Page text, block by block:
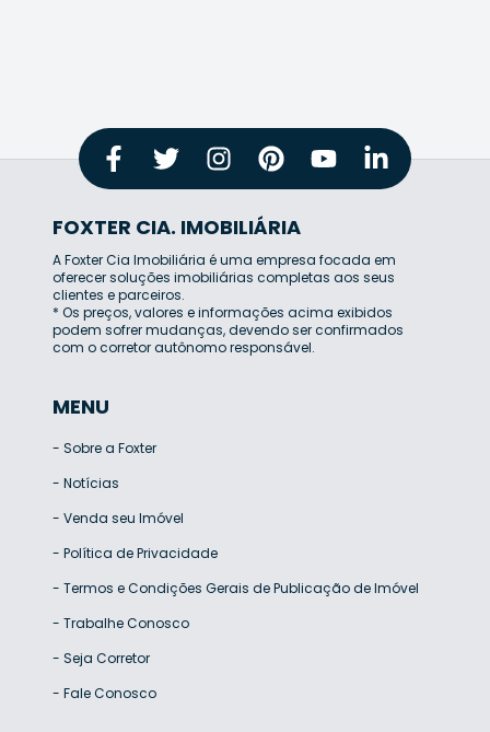
FOXTER CIA. IMOBILIÁRIA
A Foxter Cia Imobiliária é uma empresa focada em
oferecer soluções imobiliárias completas aos seus
clientes e parceiros.
* Os preços, valores e informações acima exibidos
podem sofrer mudanças, devendo ser confirmados
com o corretor autônomo responsável.
MENU
- Sobre a Foxter
- Notícias
- Venda seu Imóvel
- Política de Privacidade
- Termos e Condições Gerais de Publicação de Imóvel
- Trabalhe Conosco
- Seja Corretor
- Fale Conosco